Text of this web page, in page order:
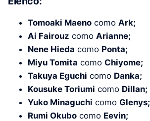
Tomoaki Maeno como Ark;
Ai Fairouz como Arianne;
Nene Hieda como Ponta;
Miyu Tomita como Chiyome;
Takuya Eguchi como Danka;
Kousuke Toriumi como Dillan;
Yuko Minaguchi como Glenys;
Rumi Okubo como Eevin;